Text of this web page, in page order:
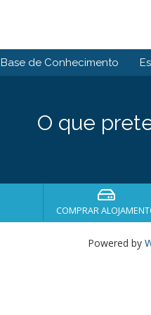
Base de Conhecimento
O que
COMPRAR
Powered by